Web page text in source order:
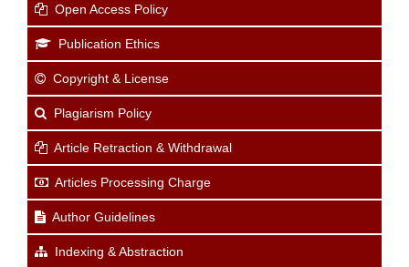
Open Access Policy
Publication Ethics
Copyright & License
Plagiarism Policy
Article Retraction & Withdrawal
Articles Processing Charge
Author Guidelines
Indexing & Abstraction